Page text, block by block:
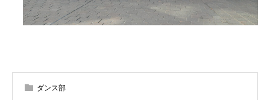
ダンス部